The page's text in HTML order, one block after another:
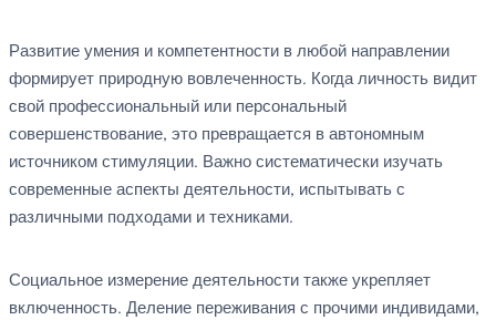
Развитие умения и компетентности в любой направлении
формирует природную вовлеченность. Когда личность видит
свой профессиональный или персональный
совершенствование, это превращается в автономным
источником стимуляции. Важно систематически изучать
современные аспекты деятельности, испытывать с
различными подходами и техниками.
Социальное измерение деятельности также укрепляет
включенность. Деление переживания с прочими индивидами,